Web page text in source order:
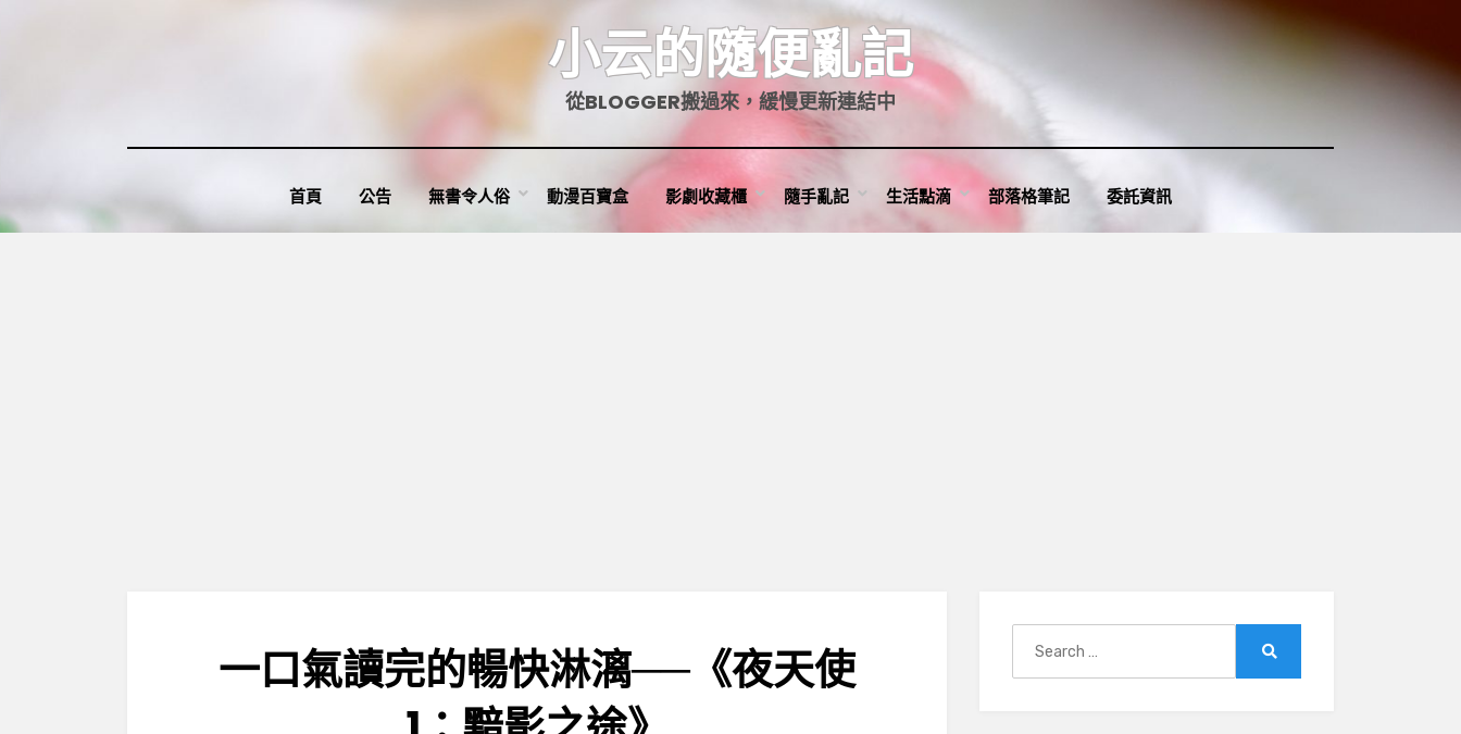
小云的隨便亂記
從BLOGGER搬過來，緩慢更新連結中
首頁 公告 無書令人俗 動漫百寶盒 影劇收藏櫃 隨手亂記 生活點滴 部落格筆記 委託資訊
一口氣讀完的暢快淋漓──《夜天使